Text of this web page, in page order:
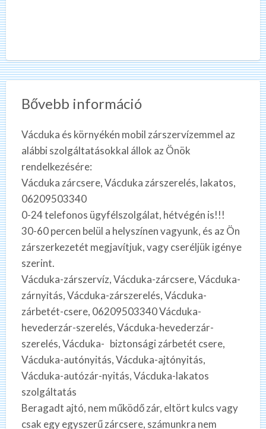
Bővebb információ
Vácduka és környékén mobil zárszervízemmel az
alábbi szolgáltatásokkal állok az Önök
rendelkezésére:
Vácduka zárcsere, Vácduka zárszerelés, lakatos,
06209503340
0-24 telefonos ügyfélszolgálat, hétvégén is!!!
30-60 percen belül a helyszínen vagyunk, és az Ön
zárszerkezetét megjavítjuk, vagy cseréljük igénye
szerint.
Vácduka‎-zárszervíz, Vácduka‎-zárcsere, Vácduka‎-
zárnyitás, Vácduka‎-zárszerelés, Vácduka‎-
zárbetét-csere, 06209503340 Vácduka‎-
hevederzár-szerelés, Vácduka‎-hevederzár-
szerelés, Vácduka-‎ ‎ ‎ biztonsági zárbetét csere,
Vácduka‎-autónyitás, Vácduka‎-ajtónyitás,
Vácduka‎-autózár-nyitás, Vácduka‎-lakatos
szolgáltatás
Beragadt ajtó, nem működő zár, eltört kulcs vagy
csak egy egyszerű zárcsere, számunkra nem